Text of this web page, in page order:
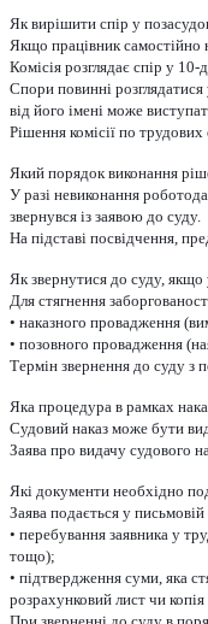
Як вирішити спір у
Якщо працівник самостійно
Комісія розглядає спір у
Спори повинні
від його імені може
Рішення комісії по
Який порядок виконання
У разі невиконання
звернувся із заявою до суду.
На підставі посвідчення,
Як звернутися до суду,
Для стягнення
• наказного провадження
• позовного провадження
Термін звернення до суду з
Яка процедура в рамках
Судовий наказ може бути
Заява про видачу судового
Які документи необхідно
Заява подається у
• перебування заявника у
тощо);
• підтвердження суми, яка
розрахунковий лист чи